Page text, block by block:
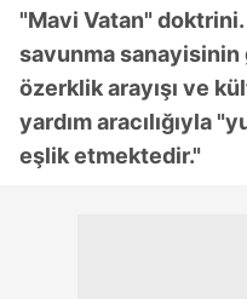
"Mavi Vatan" doktrini.
savunma
özerklik arayışı ve
yardım aracılığıyla
eşlik etmektedir."